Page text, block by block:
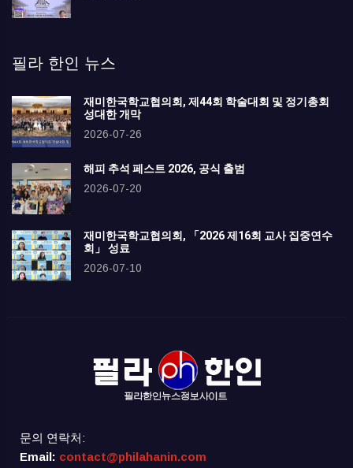
필라 한인 뉴스
재미한국학교협의회, 제44회 학술대회 및 정기총회
성대한 개막
2026-07-26
해피 추석 페스트 2026, 공식 출범
2026-07-20
재미한국학교협의회, 「2026 제16회 교사 집중연수
회」 성료
2026-07-10
문의 연락처:
Email: contact@philahanin.com